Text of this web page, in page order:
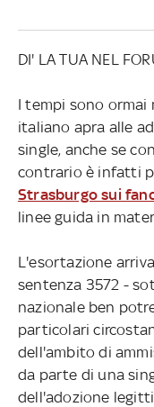
DI' LA TUA NEL
I tempi sono
italiano apra alle
single, anche se
contrario è infatti
Strasburgo sui
linee guida in
L'esortazione
sentenza 3572 -
nazionale ben
particolari
dell'ambito di
da parte di una
dell'adozione